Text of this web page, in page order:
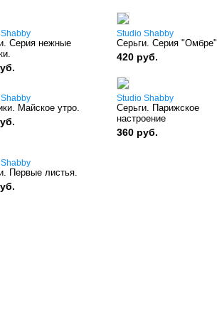
Серия нежные
Studio Shabby
Серьги. Серия "Омбре"
420 руб.
Майское утро.
Studio Shabby
Серьги. Парижское
настроение
360 руб.
Первые листья.